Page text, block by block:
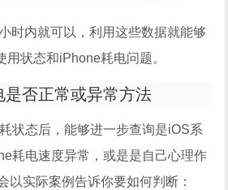
时内就可以，利用这些数据就能够
状态和iPhone耗电问题。
是否正常或异常方法
状态后，能够进一步查询是iOS系
耗电速度异常，或是是自己心理作
以实际案例告诉你要如何判断：